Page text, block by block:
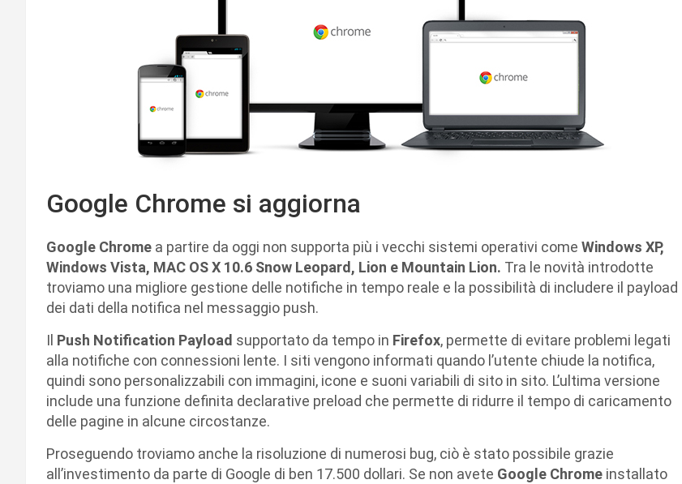
Google Chrome si aggiorna
Google Chrome a partire da oggi non supporta più i vecchi sistemi operativi come Windows XP,
Windows Vista, MAC OS X 10.6 Snow Leopard, Lion e Mountain Lion. Tra le novità introdotte
troviamo una migliore gestione delle notifiche in tempo reale e la possibilità di includere il payload
dei dati della notifica nel messaggio push.
Il Push Notification Payload supportato da tempo in Firefox, permette di evitare problemi legati
alla notifiche con connessioni lente. I siti vengono informati quando l’utente chiude la notifica,
quindi sono personalizzabili con immagini, icone e suoni variabili di sito in sito. L’ultima versione
include una funzione definita declarative preload che permette di ridurre il tempo di caricamento
delle pagine in alcune circostanze.
Proseguendo troviamo anche la risoluzione di numerosi bug, ciò è stato possibile grazie
all’investimento da parte di Google di ben 17.500 dollari. Se non avete Google Chrome installato